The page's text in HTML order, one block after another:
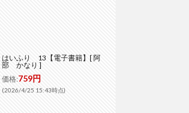
はいふり 13【電子書籍】[ 阿
部 かなり ]
価格:759円
(2026/4/25 15:43時点)